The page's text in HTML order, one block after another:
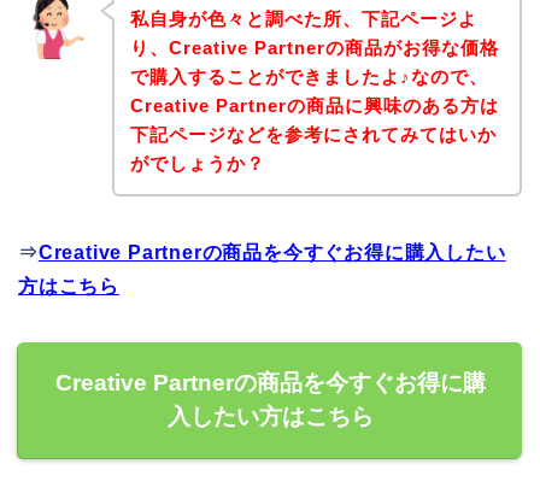
私自身が色々と調べた所、下記ページよ
り、Creative Partnerの商品がお得な価格
で購入することができましたよ♪なので、
Creative Partnerの商品に興味のある方は
下記ページなどを参考にされてみてはいか
がでしょうか？
⇒Creative Partnerの商品を今すぐお得に購入したい
方はこちら
Creative Partnerの商品を今すぐお得に購
入したい方はこちら